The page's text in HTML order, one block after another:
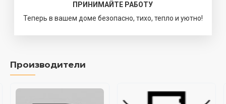
ПРИНИМАЙТЕ РАБОТУ
Теперь в вашем доме безопасно, тихо, тепло и уютно!
Производители